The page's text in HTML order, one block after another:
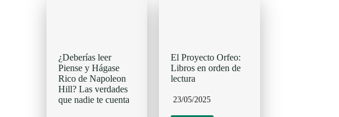
¿Deberías leer
Piense y Hágase
Rico de Napoleon
Hill? Las verdades
que nadie te cuenta
El Proyecto Orfeo:
Libros en orden de
lectura
23/05/2025